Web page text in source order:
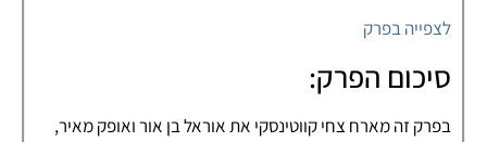
לצפייה בפרק
סיכום הפרק:
בפרק זה מארח צחי קווטינסקי את אוראל בן אור ואופק מאיר,